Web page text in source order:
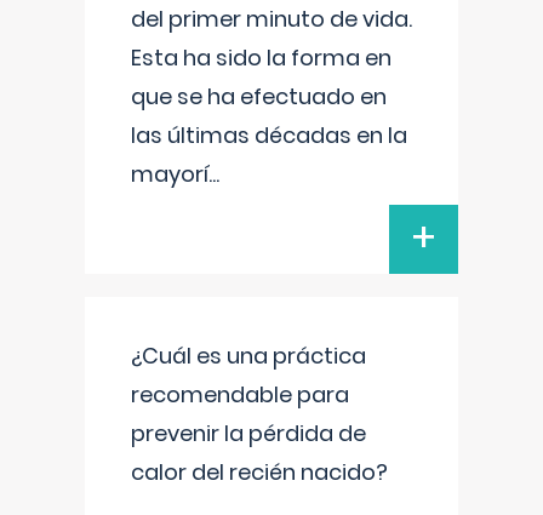
del primer minuto de vida.
Esta ha sido la forma en
que se ha efectuado en
las últimas décadas en la
mayorí...
+
¿Cuál es una práctica
recomendable para
prevenir la pérdida de
calor del recién nacido?